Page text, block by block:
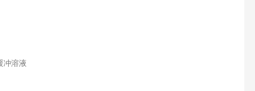
冲溶液